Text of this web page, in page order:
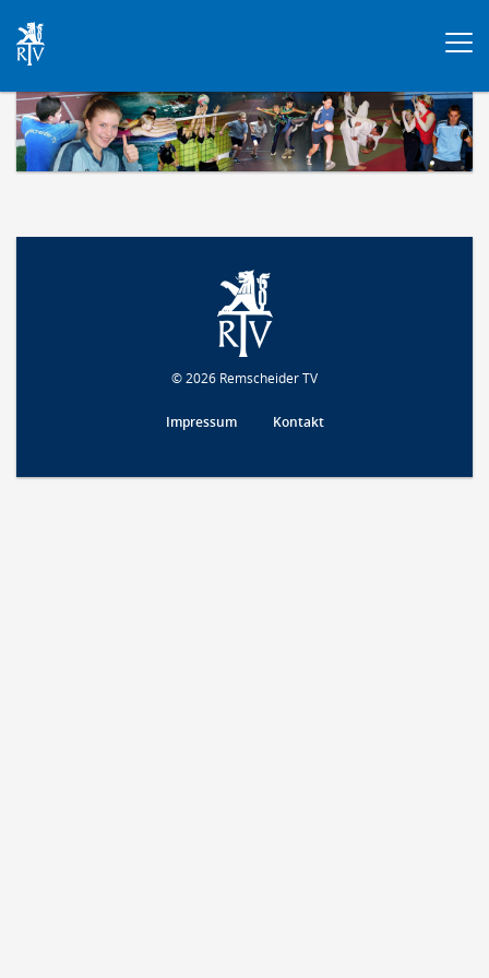
© 2026 Remscheider TV
Impressum Kontakt